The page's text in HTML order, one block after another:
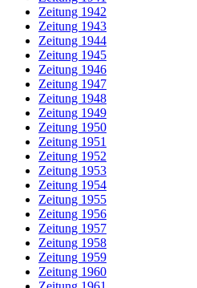
Zeitung 1942
Zeitung 1943
Zeitung 1944
Zeitung 1945
Zeitung 1946
Zeitung 1947
Zeitung 1948
Zeitung 1949
Zeitung 1950
Zeitung 1951
Zeitung 1952
Zeitung 1953
Zeitung 1954
Zeitung 1955
Zeitung 1956
Zeitung 1957
Zeitung 1958
Zeitung 1959
Zeitung 1960